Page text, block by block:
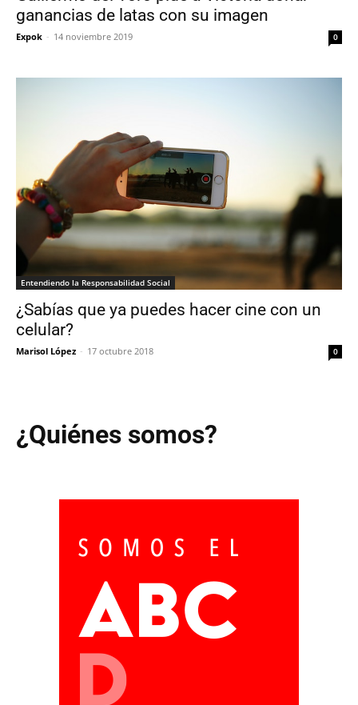
ganancias de latas con su imagen
Expok - 14 noviembre 2019 0
Entendiendo la Responsabilidad Social
¿Sabías que ya puedes hacer cine con un
celular?
Marisol López - 17 octubre 2018 0
¿Quiénes somos?